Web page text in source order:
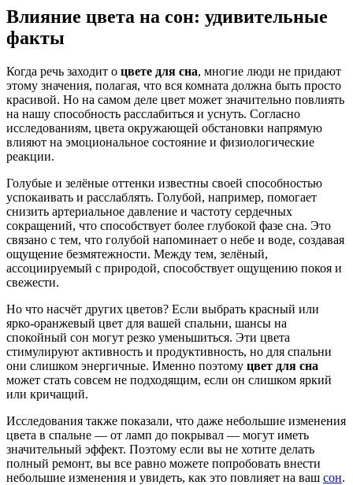
Влияние цвета на сон: удивительные
факты
Когда речь заходит о цвете для сна, многие люди не придают
этому значения, полагая, что вся комната должна быть просто
красивой. Но на самом деле цвет может значительно повлиять
на нашу способность расслабиться и уснуть. Согласно
исследованиям, цвета окружающей обстановки напрямую
влияют на эмоциональное состояние и физиологические
реакции.
Голубые и зелёные оттенки известны своей способностью
успокаивать и расслаблять. Голубой, например, помогает
снизить артериальное давление и частоту сердечных
сокращений, что способствует более глубокой фазе сна. Это
связано с тем, что голубой напоминает о небе и воде, создавая
ощущение безмятежности. Между тем, зелёный,
ассоциируемый с природой, способствует ощущению покоя и
свежести.
Но что насчёт других цветов? Если выбрать красный или
ярко-оранжевый цвет для вашей спальни, шансы на
спокойный сон могут резко уменьшиться. Эти цвета
стимулируют активность и продуктивность, но для спальни
они слишком энергичные. Именно поэтому цвет для сна
может стать совсем не подходящим, если он слишком яркий
или кричащий.
Исследования также показали, что даже небольшие изменения
цвета в спальне — от ламп до покрывал — могут иметь
значительный эффект. Поэтому если вы не хотите делать
полный ремонт, вы все равно можете попробовать внести
небольшие изменения и увидеть, как это повлияет на ваш сон.